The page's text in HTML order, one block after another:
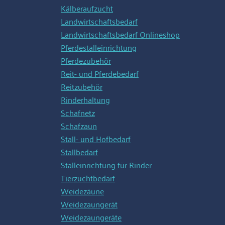
Kälberaufzucht
Landwirtschaftsbedarf
Landwirtschaftsbedarf Onlineshop
Pferdestalleinrichtung
Pferdezubehör
Reit- und Pferdebedarf
Reitzubehör
Rinderhaltung
Schafnetz
Schafzaun
Stall- und Hofbedarf
Stallbedarf
Stalleinrichtung für Rinder
Tierzuchtbedarf
Weidezäune
Weidezaungerät
Weidezaungeräte